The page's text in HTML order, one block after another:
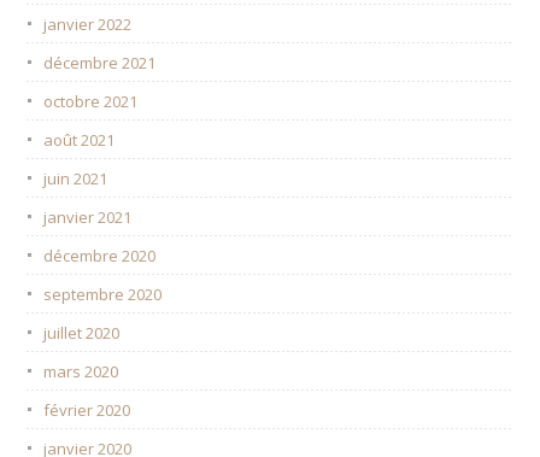
janvier 2022
décembre 2021
octobre 2021
août 2021
juin 2021
janvier 2021
décembre 2020
septembre 2020
juillet 2020
mars 2020
février 2020
janvier 2020